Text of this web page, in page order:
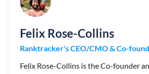
Felix Rose-Collins
Ranktracker's CEO/CMO & Co-
Felix Rose-Collins is the Co-founder